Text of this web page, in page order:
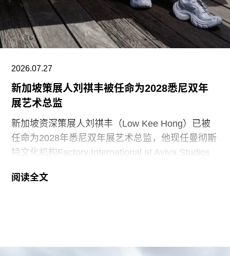
另一项重要作品是赛纳察洛市政厅（Säynätsalo
Town Hall），由阿尔瓦·阿尔托与艾丽莎·阿尔托于
1952年共同完成。艾诺于1949年去世后，阿尔瓦
与艾丽莎结婚。两人还共同建造了位于派延奈湖
（Lake
2026.07.27
新加坡策展人刘祺丰被任命为2028悉尼双年
展艺术总监
新加坡资深策展人刘祺丰（Low Kee Hong）已被
任命为2028年悉尼双年展艺术总监，他现任曼彻斯
特文化机构Factory International at Aviva Studios
Qasimi）因被认为偏袒支持巴勒斯坦的参展艺术家
阅读全文